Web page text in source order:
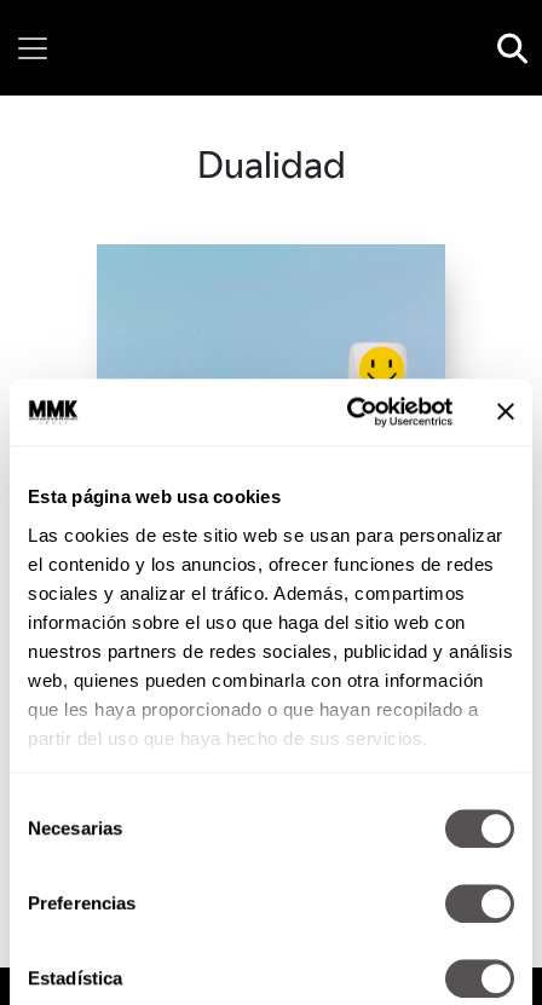
Esta página web usa cookies
Las cookies de este sitio web se usan para personalizar
el contenido y los anuncios, ofrecer funciones de redes
sociales y analizar el tráfico. Además, compartimos
información sobre el uso que haga del sitio web con
nuestros partners de redes sociales, publicidad y análisis
web, quienes pueden combinarla con otra información
que les haya proporcionado o que hayan recopilado a
partir del uso que haya hecho de sus servicios.
Necesarias
Preferencias
Estadística
Dualidad
¿Cómo hacer un détox
emocional?
Para todos los que están
pasando por un momento en el
que sienten que ya no pueden
más, pero con...